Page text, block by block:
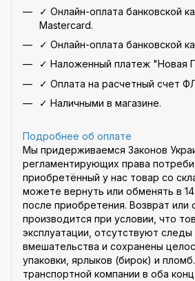
✓ Онлайн-оплата банковской
Mastercard.
✓ Онлайн-оплата банковской
✓ Наложенный платеж "Новая
✓ Оплата на расчетный счет
✓ Наличными в магазине.
Подробнее об оплате
Мы придерживаемся Законов
регламентирующих права
приобретённый у нас товар со
можете вернуть или обменять в
после приобретения. Возврат или
производится при условии, что
эксплуатации, отсутствуют
вмешательства и сохранены
упаковки, ярлыков (бирок) и
транспортной компании в оба